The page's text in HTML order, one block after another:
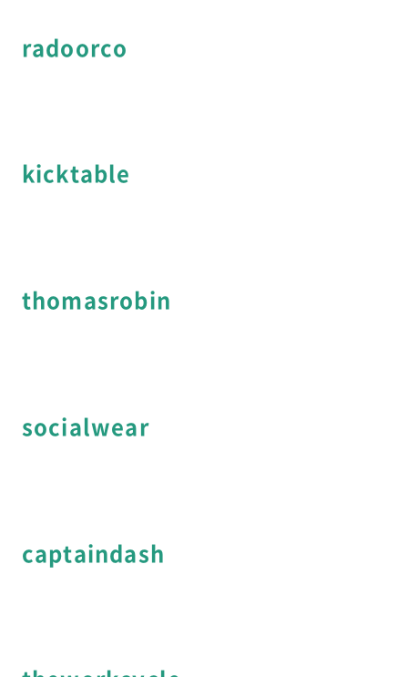
radoorco
kicktable
thomasrobin
socialwear
captaindash